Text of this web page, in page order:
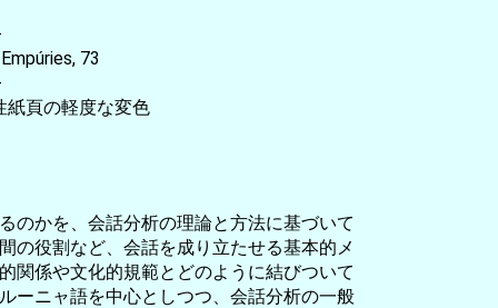
73
紙頁の軽度な変色
のかを、会話分析の理論と方法に基づいて
の役割など、会話を成り立たせる基本的メ
関係や文化的規範とどのように結びついて
ーニャ語を中心としつつ、会話分析の一般